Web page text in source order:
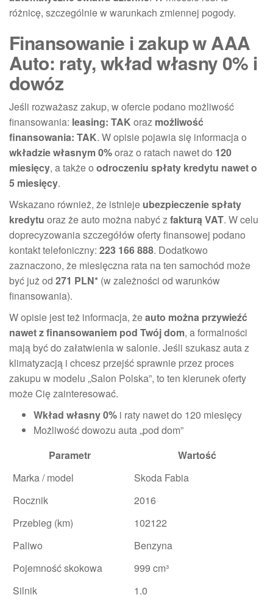
różnicę, szczególnie w warunkach zmiennej pogody.
Finansowanie i zakup w AAA
Auto: raty, wkład własny 0% i
dowóz
Jeśli rozważasz zakup, w ofercie podano możliwość
finansowania: leasing: TAK oraz możliwość
finansowania: TAK. W opisie pojawia się informacja o
wkładzie własnym 0%oraz o ratach nawet do 120
miesięcy, a także o odroczeniu spłaty kredytu nawet o
5 miesięcy.
Wskazano również, że istnieje ubezpieczenie spłaty
kredytu oraz że auto można nabyć zfakturą VAT. W celu
doprecyzowania szczegółów oferty finansowej podano
kontakt telefoniczny: 223 166 888. Dodatkowo
zaznaczono, że miesięczna rata na ten samochód może
być już od 271 PLN* (w zależności od warunków
finansowania).
W opisie jest też informacja, żeauto można przywieźć
nawet z finansowaniem pod Twój dom, a formalności
mają być do załatwienia w salonie. Jeśli szukasz auta z
klimatyzacją i chcesz przejść sprawnie przez proces
zakupu w modelu „Salon Polska”, to ten kierunek oferty
może Cię zainteresować.
Wkład własny 0% i raty nawet do 120 miesięcy
Możliwość dowozu auta „pod dom”
Parametr
Wartość
Marka / model
Skoda Fabia
Rocznik
2016
Przebieg (km)
102122
Paliwo
Benzyna
Pojemność skokowa
999 cm³
Silnik
1.0